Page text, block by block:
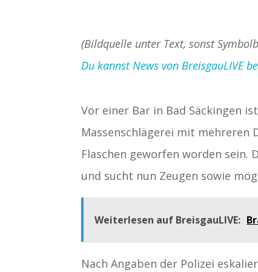
(Bildquelle unter Text, sonst
Du kannst News von BreisgauLIVE
Vor einer Bar in Bad Säckingen
Massenschlägerei mit mehreren
Flaschen geworfen worden sein.
und sucht nun Zeugen sowie
Weiterlesen auf BreisgauLIVE:
Nach Angaben der Polizei